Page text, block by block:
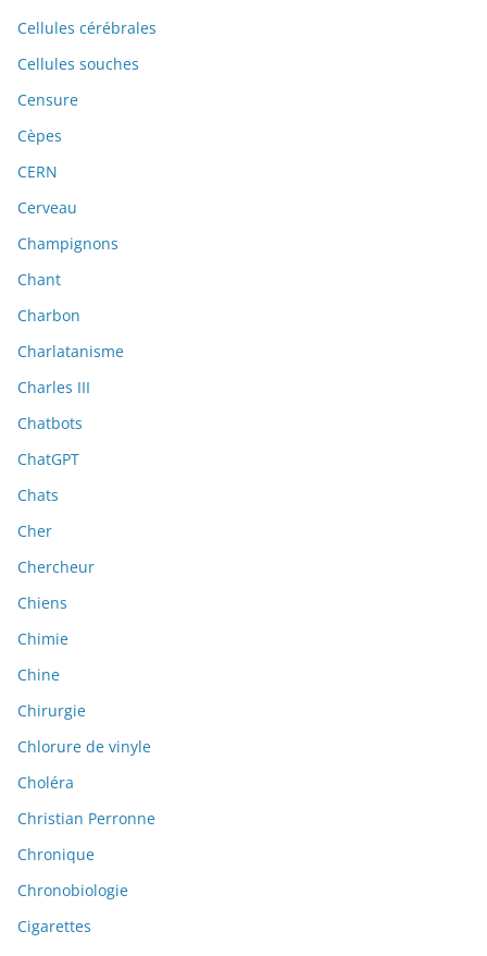
Cellules cérébrales
Cellules souches
Censure
Cèpes
CERN
Cerveau
Champignons
Chant
Charbon
Charlatanisme
Charles III
Chatbots
ChatGPT
Chats
Cher
Chercheur
Chiens
Chimie
Chine
Chirurgie
Chlorure de vinyle
Choléra
Christian Perronne
Chronique
Chronobiologie
Cigarettes